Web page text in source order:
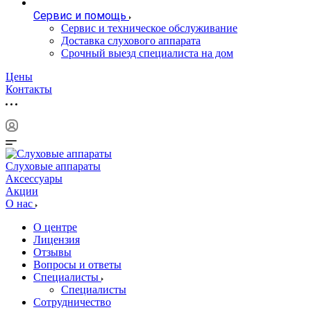
Сервис и помощь
Сервис и техническое обслуживание
Доставка слухового аппарата
Срочный выезд специалиста на дом
Цены
Контакты
Слуховые аппараты
Аксессуары
Акции
О нас
О центре
Лицензия
Отзывы
Вопросы и ответы
Специалисты
Специалисты
Сотрудничество